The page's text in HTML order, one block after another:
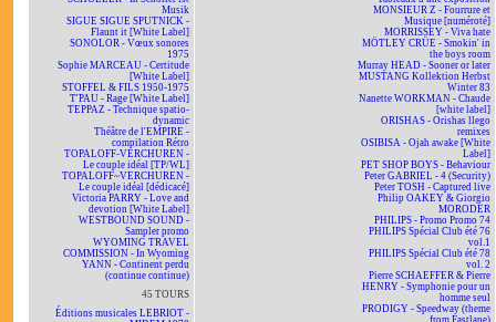
Musik
SIGUE SIGUE SPUTNICK -
Flaunt it [White Label]
SONOLOR - Vœux sonores
1975
Sophie MARCEAU - Certitude
[White Label]
STOFFEL & FILS 1950-1975
T'PAU - Rage [White Label]
TEPPAZ - Technique spatio-
dynamic
Théâtre de l'EMPIRE -
compilation Rétro
TOPALOFF-VERCHUREN -
Le couple idéal [TP/WL]
TOPALOFF~VERCHUREN -
Le couple idéal [dédicacé]
Victoria PARRY - Love and
devotion [White Label]
WESTBOUND SOUND -
Sampler promo
WYOMING TRAVEL
COMMISSION - In Wyoming
YANN - Continent perdu
(continue continue)
45 TOURS
Éditions musicales LEBRIOT -
MONSIEUR Z - Fourrure et
Musique [numéroté]
MORRISSEY - Viva hate
MÖTLEY CRÜE - Smokin' in
the boys room
Murray HEAD - Sooner or later
MUSTANG Kollektion Herbst
Winter 83
Nanette WORKMAN - Chaude
[white label]
ORISHAS - Orishas llego
remixes
OSIBISA - Ojah awake [White
Label]
PET SHOP BOYS - Behaviour
Peter GABRIEL - 4 (Security)
Peter TOSH - Captured live
Philip OAKEY & Giorgio
MORODER
PHILIPS - Promo Promo 74
PHILIPS Spécial Club été 76
vol.1
PHILIPS Spécial Club été 78
vol. 2
Pierre SCHAEFFER & Pierre
HENRY - Symphonie pour un
homme seul
PRODIGY - Speedway (theme
from Fastlane)